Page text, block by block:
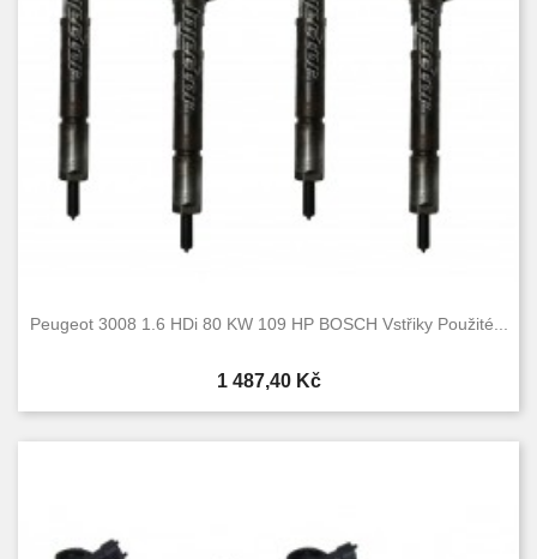
Peugeot 3008 1.6 HDi 80 KW 109 HP BOSCH Vstřiky Použité...
Cena
1 487,40 Kč